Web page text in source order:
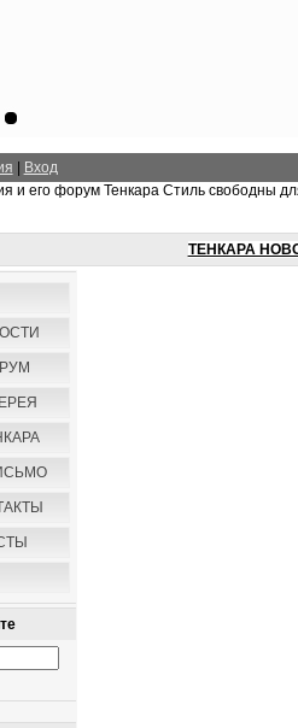
| Вход
и его форум Тенкара Стиль свободны
ТЕНКАРА